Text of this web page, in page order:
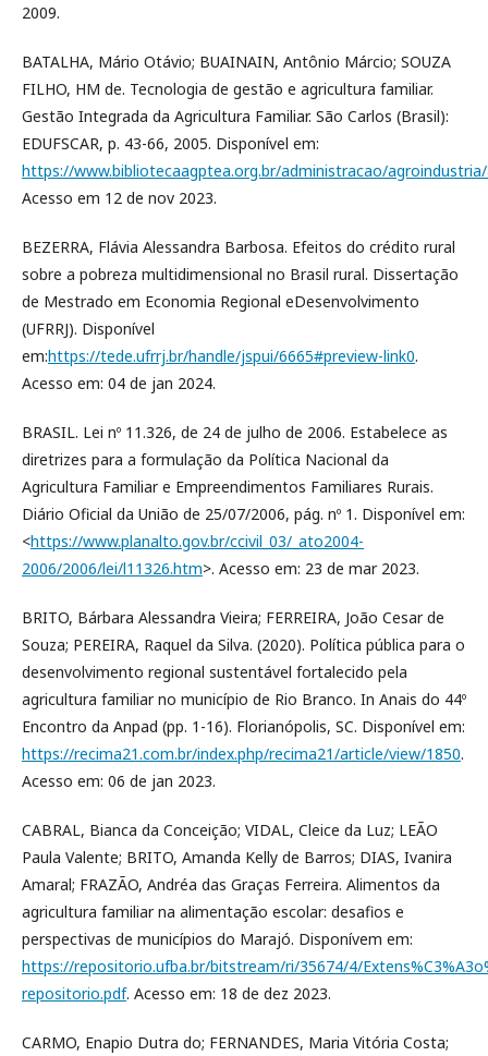
2009.
BATALHA, Mário Otávio; BUAINAIN, Antônio Márcio; SOUZA
FILHO, HM de. Tecnologia de gestão e agricultura familiar.
Gestão Integrada da Agricultura Familiar. São Carlos (Brasil):
EDUFSCAR, p. 43-66, 2005. Disponível em:
https://www.bibliotecaagptea.org.br/administracao/agroindustria/
Acesso em 12 de nov 2023.
BEZERRA, Flávia Alessandra Barbosa. Efeitos do crédito rural
sobre a pobreza multidimensional no Brasil rural. Dissertação
de Mestrado em Economia Regional eDesenvolvimento
(UFRRJ). Disponível
em:https://tede.ufrrj.br/handle/jspui/6665#preview-link0.
Acesso em: 04 de jan 2024.
BRASIL. Lei nº 11.326, de 24 de julho de 2006. Estabelece as
diretrizes para a formulação da Política Nacional da
Agricultura Familiar e Empreendimentos Familiares Rurais.
Diário Oficial da União de 25/07/2006, pág. nº 1. Disponível em:
<https://www.planalto.gov.br/ccivil_03/_ato2004-
2006/2006/lei/l11326.htm>. Acesso em: 23 de mar 2023.
BRITO, Bárbara Alessandra Vieira; FERREIRA, João Cesar de
Souza; PEREIRA, Raquel da Silva. (2020). Política pública para o
desenvolvimento regional sustentável fortalecido pela
agricultura familiar no município de Rio Branco. In Anais do 44º
Encontro da Anpad (pp. 1-16). Florianópolis, SC. Disponível em:
https://recima21.com.br/index.php/recima21/article/view/1850.
Acesso em: 06 de jan 2023.
CABRAL, Bianca da Conceição; VIDAL, Cleice da Luz; LEÃO
Paula Valente; BRITO, Amanda Kelly de Barros; DIAS, Ivanira
Amaral; FRAZÃO, Andréa das Graças Ferreira. Alimentos da
agricultura familiar na alimentação escolar: desafios e
perspectivas de municípios do Marajó. Disponívem em:
https://repositorio.ufba.br/bitstream/ri/35674/4/
repositorio.pdf. Acesso em: 18 de dez 2023.
CARMO, Enapio Dutra do; FERNANDES, Maria Vitória Costa;